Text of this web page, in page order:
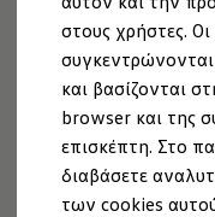
στους χρήστες.
και βασίζονται
browser και της
επισκέπτη. Στο
διαβάσετε
των cookies
ID.4
ID.4
ID.5
ID.5 GTX
ID.7
ID.7
ID. Buzz
ID.
ID.
eHybrid
στιγμή